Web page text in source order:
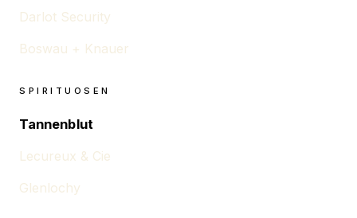
Darlot Security
Boswau + Knauer
SPIRITUOSEN
Tannenblut
Lecureux & Cie
Glenlochy